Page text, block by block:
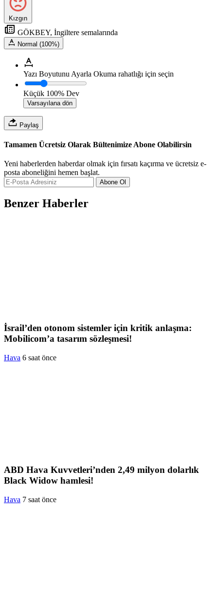
Kızgın
GÖKBEY, İngiltere semalarında
Normal (100%)
Yazı Boyutunu Ayarla Okuma rahatlığı için seçin
Küçük 100% Dev
Varsayılana dön
Paylaş
Tamamen Ücretsiz Olarak Bültenimize Abone Olabilirsin
Yeni haberlerden haberdar olmak için fırsatı kaçırma ve ücretsiz e-
posta aboneliğini hemen başlat.
Abone Ol
Benzer Haberler
İsrail’den otonom sistemler için kritik anlaşma:
Mobilicom’a tasarım sözleşmesi!
Hava 6 saat önce
ABD Hava Kuvvetleri’nden 2,49 milyon dolarlık
Black Widow hamlesi!
Hava 7 saat önce